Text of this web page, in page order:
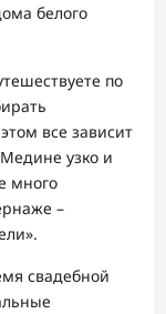
белого
по
все зависит
узко и
много
–
свадебной